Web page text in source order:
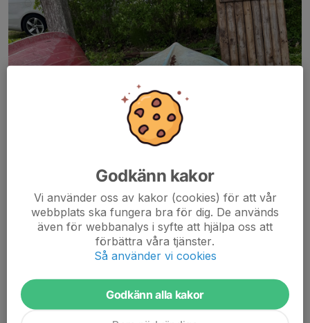
Godkänn kakor
Vi använder oss av kakor (cookies) för att vår
webbplats ska fungera bra för dig. De används
även för webbanalys i syfte att hjälpa oss att
förbättra våra tjänster.
Så använder vi cookies
Godkänn alla kakor